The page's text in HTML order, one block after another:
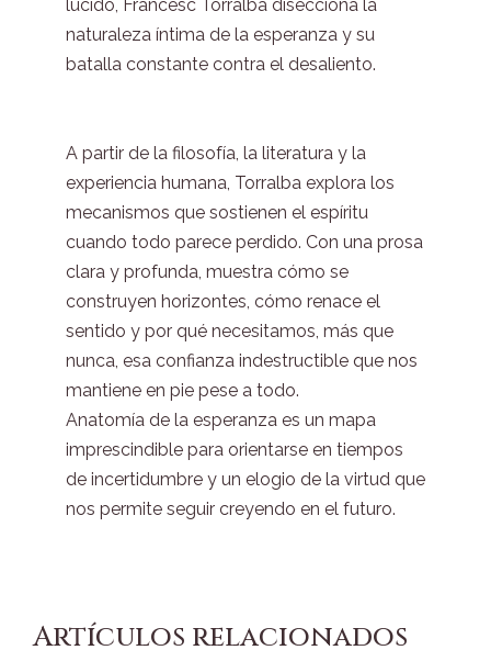
lúcido, Francesc Torralba disecciona la
naturaleza íntima de la esperanza y su
batalla constante contra el desaliento.
A partir de la filosofía, la literatura y la
experiencia humana, Torralba explora los
mecanismos que sostienen el espíritu
cuando todo parece perdido. Con una prosa
clara y profunda, muestra cómo se
construyen horizontes, cómo renace el
sentido y por qué necesitamos, más que
nunca, esa confianza indestructible que nos
mantiene en pie pese a todo.
Anatomía de la esperanza es un mapa
imprescindible para orientarse en tiempos
de incertidumbre y un elogio de la virtud que
nos permite seguir creyendo en el futuro.
Artículos relacionados